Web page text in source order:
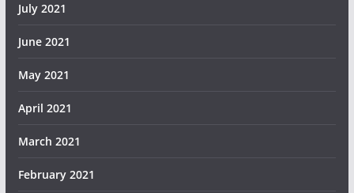
July 2021
June 2021
May 2021
April 2021
March 2021
February 2021